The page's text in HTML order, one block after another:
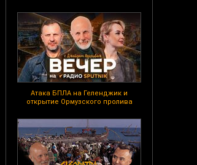
Атака БПЛА на Геленджик и
открытие Ормузского пролива